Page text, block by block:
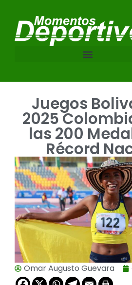
Juegos
2025
las 200
Récord
Omar Augusto Guevara